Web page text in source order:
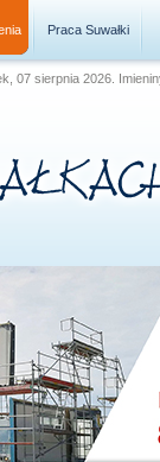
Praca Suwałki
07 sierpnia 2026.